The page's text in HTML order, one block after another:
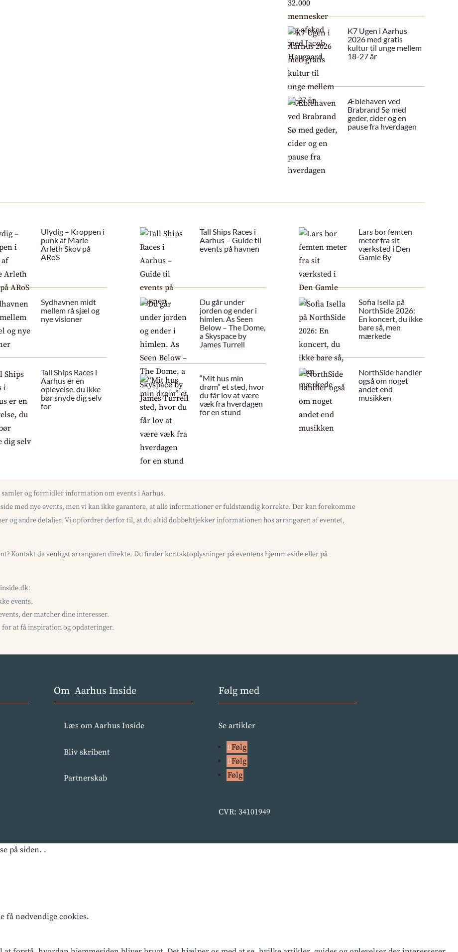
K7 Ugen i Aarhus
2026 med gratis
kultur til unge mellem
18-27 år
Æblehaven ved
Brabrand Sø med
geder, cider og en
pause fra hverdagen
Ulydig – Kroppen i
punk af Marie
Arleth Skov på
ARoS
Sydhavnen midt
mellem rå sjæl og
nye visioner
Tall Ships Races i
Aarhus er en
oplevelse, du ikke
bør snyde dig selv
for
Tall Ships Races i
Aarhus – Guide til
events på havnen
Du går under
jorden og ender i
himlen. As Seen
Below – The Dome,
a Skyspace by
James Turrell
“Mit hus min
drøm” et sted, hvor
du får lov at være
væk fra hverdagen
for en stund
Lars bor femten
meter fra sit
værksted i Den
Gamle By
Sofia Isella på
NorthSide 2026:
En koncert, du ikke
bare så, men
mærkede
NorthSide handler
også om noget
andet end
musikken
og formidler information om events i Aarhus.
med nye events, men vi kan ikke garantere, at alle informationer er fuldstændig korrekte. Der kan forekomme
og andre detaljer. Vi opfordrer derfor til, at du altid dobbelttjekker informationen hos arrangøren af eventet,
Kontakt da venligst arrangøren direkte. Du finder kontaktoplysninger på eventens hjemmeside eller på
events.
der matcher dine interesser.
for at få inspiration og opdateringer.
Om Aarhus Inside
Læs om Aarhus Inside
Bliv skribent
Partnerskab
Følg med
Se artikler
Følg
Følg
Følg
CVR: 34101949
på siden. .
få nødvendige cookies.